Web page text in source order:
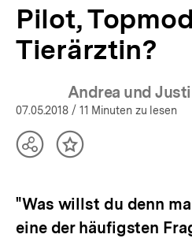
Pilot,
Tierärztin?
Andrea und
07.05.2018 / 11 Minuten zu lesen
TeilenInhalt
"Was willst du denn
eine der häufigsten